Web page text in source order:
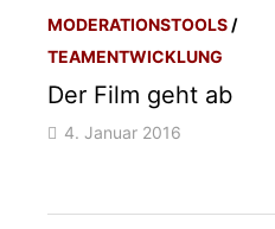
MODERATIONSTOOLS/
TEAMENTWICKLUNG
Der Film geht ab
4. Januar 2016